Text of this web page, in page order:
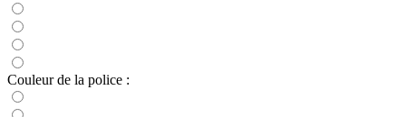
Couleur de la police :